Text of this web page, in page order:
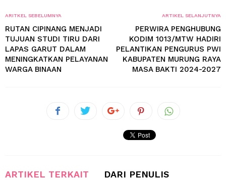
ARITKEL SEBELUMNYA
RUTAN CIPINANG MENJADI
TUJUAN STUDI TIRU DARI
LAPAS GARUT DALAM
MENINGKATKAN PELAYANAN
WARGA BINAAN
ARTIKEL SELANJUTNYA
PERWIRA PENGHUBUNG
KODIM 1013/MTW HADIRI
PELANTIKAN PENGURUS PWI
KABUPATEN MURUNG RAYA
MASA BAKTI 2024-2027
ARTIKEL TERKAIT DARI PENULIS